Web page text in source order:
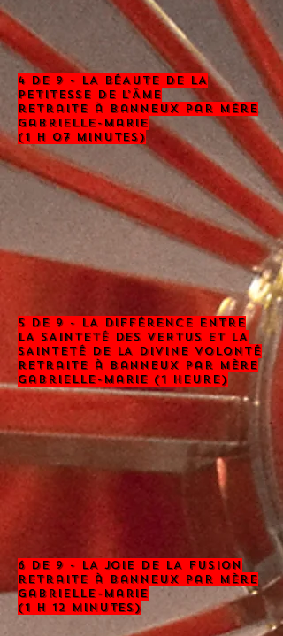
4 de 9 - LA BÉAUTE DE LA
PETITESSE DE L’ÂME
retraite à banneux par mère
gabrielle-marie
(1 h 07 minutes)
5 de 9 - LA DIFFÉRENCE ENTRE
LA SAINTETÉ DES VERTUS ET LA
SAINTETÉ DE LA DIVINE VOLONTÉ
retraite à banneux par mère
gabrielle-marie (1 heure)
6 de 9 - LA JOIE DE LA FUSION
retraite à banneux par mère
gabrielle-marie
(1 h 12 minutes)